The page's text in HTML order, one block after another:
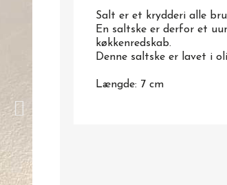
Salt er et krydderi alle
En saltske er derfor et
køkkenredskab.
Denne saltske er lavet i
Længde: 7 cm